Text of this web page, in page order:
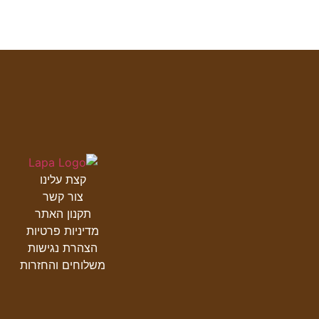
קצת עלינו
צור קשר
תקנון האתר
מדיניות פרטיות
הצהרת נגישות
משלוחים והחזרות